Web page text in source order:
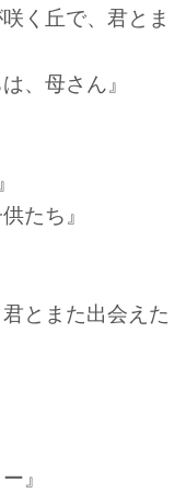
く丘で、君とま
、母さん』
たち』
とまた出会えた
』